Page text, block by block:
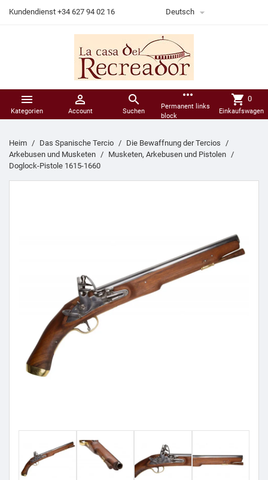
Kundendienst +34 627 94 02 16 Deutsch 

Kategorien

Account

Suchen
more_horiz
Permanent links
block
shopping_cart 0
Einkaufswagen
Heim Das Spanische Tercio
Die Bewaffnung der Tercios
Arkebusen und Musketen
Musketen, Arkebusen und Pistolen
Doglock-Pistole 1615-1660